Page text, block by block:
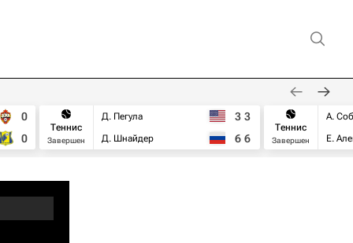
0
0
Теннис
Завершен
Д. Пегула
Д. Шнайдер
3 3
6 6
Теннис
Завершен
А.
Е.